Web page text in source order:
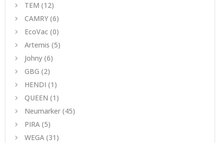
TEM (12)
CAMRY (6)
EcoVac (0)
Artemis (5)
Johny (6)
GBG (2)
HENDI (1)
QUEEN (1)
Neumarker (45)
PIRA (5)
WEGA (31)